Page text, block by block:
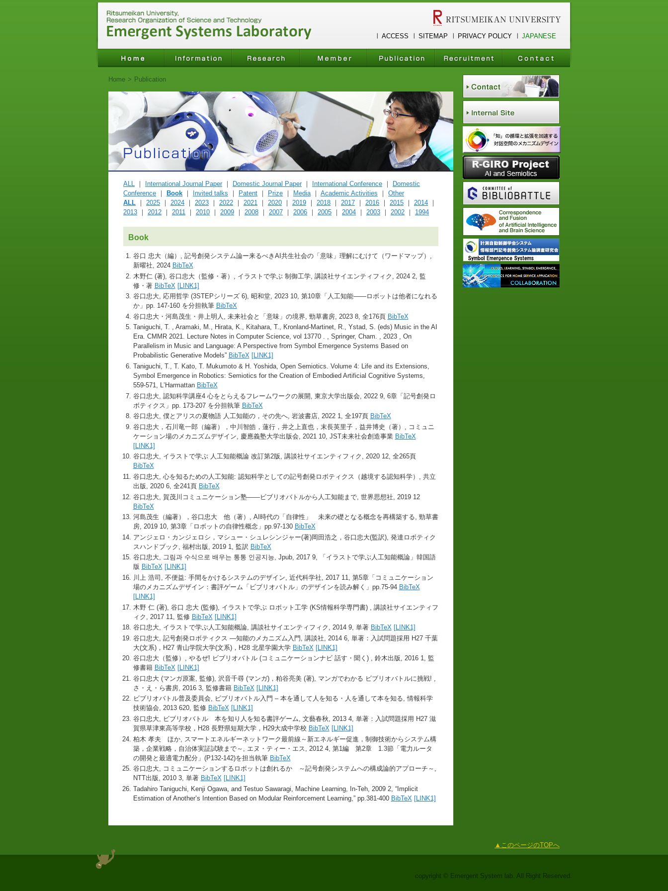
ACCESS SITEMAP PRIVACY POLICY JAPANESE
Home > Publication
ALL ｜ International Journal Paper｜ Domestic Journal Paper｜ International Conference ｜
Domestic
Conference ｜ Book ｜ Invited talks ｜ Patent ｜ Prize ｜ Media｜ Academic Activities ｜ Other
ALL ｜ 2025 ｜ 2024 ｜ 2023 ｜ 2022 ｜ 2021 ｜ 2020 ｜ 2019 ｜ 2018 ｜ 2017 ｜ 2016 ｜ 2015 ｜ 2014 ｜
2013 ｜ 2012 ｜ 2011 ｜ 2010 ｜ 2009 ｜ 2008 ｜ 2007 ｜ 2006 ｜ 2005 ｜ 2004 ｜ 2003 ｜ 2002 ｜ 1994
Book
谷口 忠大（編）, 記号創発システム論ー来るべきAI共生社会の「意味」理解にむけて（ワードマップ）,
新曜社, 2024 BibTeX
木野仁 (著), 谷口忠大（監修・著）, イラストで学ぶ 制御工学, 講談社サイエンティフィク, 2024 2, 監
修・著 BibTeX [LINK1]
谷口忠大, 応用哲学 (3STEPシリーズ 6), 昭和堂, 2023 10, 第10章「人工知能――ロボットは他者になれる
か」pp. 147-160 を分担執筆 BibTeX
谷口忠大・河島茂生・井上明人, 未来社会と「意味」の境界, 勁草書房, 2023 8, 全176頁 BibTeX
Taniguchi, T. , Aramaki, M., Hirata, K., Kitahara, T., Kronland-Martinet, R., Ystad, S. (eds) Music in the AI
Era. CMMR 2021. Lecture Notes in Computer Science, vol 13770 . , Springer, Cham. , 2023 , On
Parallelism in Music and Language: A Perspective from Symbol Emergence Systems Based on
Probabilistic Generative Models” BibTeX [LINK1]
Taniguchi, T., T. Kato, T. Mukumoto & H. Yoshida, Open Semiotics. Volume 4: Life and its Extensions,
Symbol Emergence in Robotics: Semiotics for the Creation of Embodied Artificial Cognitive Systems,
559-571, LʼHarmattan BibTeX
谷口忠大, 認知科学講座4 心をとらえるフレームワークの展開, ‎東京大学出版会, 2022 9, 6章「記号創発ロ
ボティクス」pp. 173-207 を分担執筆 BibTeX
谷口忠大, 僕とアリスの夏物語 人工知能の，その先へ, 岩波書店, 2022 1, 全197頁 BibTeX
谷口忠大，石川竜一郎（編著），中川智皓，蓮行，井之上直也，末長英里子，益井博史（著）, コミュニ
ケーション場のメカニズムデザイン, 慶應義塾大学出版会, 2021 10, JST未来社会創造事業 BibTeX
[LINK1]
谷口忠大, イラストで学ぶ 人工知能概論 改訂第2版, 講談社サイエンティフィク, 2020 12, 全265頁
BibTeX
谷口忠大, 心を知るための人工知能: 認知科学としての記号創発ロボティクス（越境する認知科学）, 共立
出版, 2020 6, 全241頁 BibTeX
谷口忠大, 賀茂川コミュニケーション塾――ビブリオバトルから人工知能まで, 世界思想社, 2019 12
BibTeX
河島茂生（編著），谷口忠大 他（著）, AI時代の「自律性」 未来の礎となる概念を再構築する, 勁草書
房, 2019 10, 第3章「ロボットの自律性概念」pp.97-130 BibTeX
アンジェロ・カンジェロシ，マシュー・シュレシンジャー(著)岡田浩之，谷口忠大(監訳), 発達ロボティク
スハンドブック, 福村出版, 2019 1, 監訳 BibTeX
谷口忠大, 그림과 수식으로 배우는 통통 인공지능, Jpub, 2017 9, 「イラストで学ぶ人工知能概論」韓国語
版 BibTeX [LINK1]
川上 浩司, 不便益: 手間をかけるシステムのデザイン, 近代科学社, 2017 11, 第5章「コミュニケーション
場のメカニズムデザイン：書評ゲーム「ビブリオバトル」のデザインを読み解く」pp.75-94 BibTeX
[LINK1]
木野 仁 (著), 谷口 忠大 (監修), イラストで学ぶ ロボット工学 (KS情報科学専門書) , 講談社サイエンティフ
ィク, 2017 11, 監修 BibTeX [LINK1]
谷口忠大, イラストで学ぶ人工知能概論, 講談社サイエンティフィク, 2014 9, 単著 BibTeX [LINK1]
谷口忠大, 記号創発ロボティクス ―知能のメカニズム入門, 講談社, 2014 6, 単著：入試問題採用 H27 千葉
大(文系)，H27 青山学院大学(文系)，H28 北星学園大学 BibTeX [LINK1]
谷口忠大（監修）, やるぜ! ビブリオバトル (コミュニケーションナビ 話す・聞く) , 鈴木出版, 2016 1, 監
修書籍 BibTeX [LINK1]
谷口忠大 (マンガ原案, 監修), 沢音千尋 (マンガ)，粕谷亮美 (著), マンガでわかる ビブリオバトルに挑戦! ,
さ・え・ら書房, 2016 3, 監修書籍 BibTeX [LINK1]
ビブリオバトル普及委員会, ビブリオバトル入門 – 本を通して人を知る・人を通して本を知る, 情報科学
技術協会, 2013 620, 監修 BibTeX [LINK1]
谷口忠大, ビブリオバトル 本を知り人を知る書評ゲーム, 文藝春秋, 2013 4, 単著：入試問題採用 H27 滋
賀県草津東高等学校，H28 長野県短期大学，H29大成中学校 BibTeX [LINK1]
柏木 孝夫 ほか, スマートエネルギーネットワーク最前線～新エネルギー促進，制御技術からシステム構
築，企業戦略，自治体実証試験まで～, エヌ・ティー・エス, 2012 4, 第1編 第2章 1.3節「電力ルータ
の開発と最適電力配分」(P132-142)を担当執筆 BibTeX
谷口忠大, コミュニケーションするロボットは創れるか ～記号創発システムへの構成論的アプローチ～,
NTT出版, 2010 3, 単著 BibTeX [LINK1]
Tadahiro Taniguchi, Kenji Ogawa, and Testuo Sawaragi, Machine Learning, In-Teh, 2009 2, “Implicit
Estimation of Another’s Intention Based on Modular Reinforcement Learning,” pp.381-400 BibTeX [LINK1]
▲このページのTOPへ
copyright © Emergent System lab. All Right Reserved.